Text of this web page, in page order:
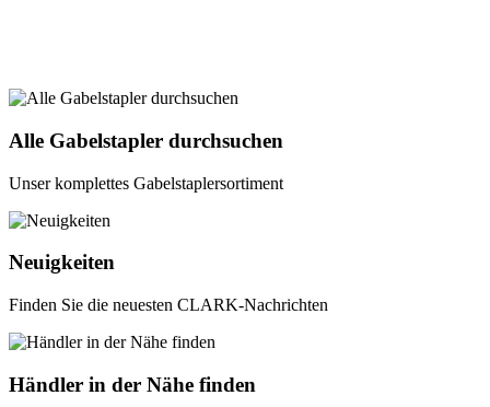
Alle Gabelstapler durchsuchen
Unser komplettes Gabelstaplersortiment
Neuigkeiten
Finden Sie die neuesten CLARK-Nachrichten
Händler in der Nähe finden